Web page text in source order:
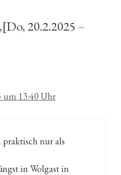
20.2.2025 –
um 13:40 Uhr
praktisch nur als
in Wolgast in